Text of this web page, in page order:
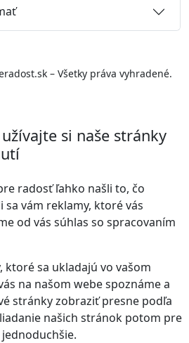
– Všetky práva vyhradené.
si naše stránky
radosť ľahko našli to, čo
sa vám reklamy, ktoré vás
od vás súhlas so spracovaním
ktoré sa ukladajú vo vašom
na našom webe spoznáme a
stránky zobraziť presne podľa
našich stránok potom pre